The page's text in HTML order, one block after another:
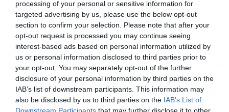
processing of your personal or sensitive information for
targeted advertising by us, please use the below opt-out
section to confirm your selection. Please note that after your
opt-out request is processed you may continue seeing
interest-based ads based on personal information utilized by
us or personal information disclosed to third parties prior to
your opt-out. You may separately opt-out of the further
disclosure of your personal information by third parties on the
IAB’s list of downstream participants. This information may
also be disclosed by us to third parties on the IAB’s List of
Downstream Participants that may further disclose it to other